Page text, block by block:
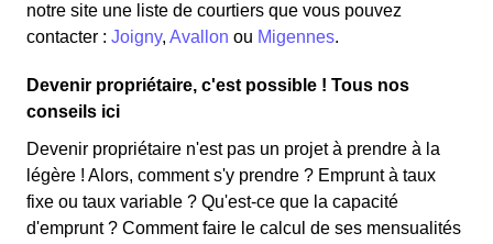
notre site une liste de courtiers que vous pouvez
contacter : Joigny, Avallon ou Migennes.
Devenir propriétaire, c'est possible ! Tous nos
conseils ici
Devenir propriétaire n'est pas un projet à prendre à la
légère ! Alors, comment s'y prendre ? Emprunt à taux
fixe ou taux variable ? Qu'est-ce que la capacité
d'emprunt ? Comment faire le calcul de ses mensualités